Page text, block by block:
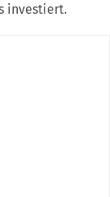
investiert.